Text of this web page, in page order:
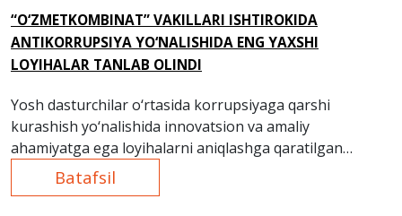
“O‘ZMETKOMBINAT” VAKILLARI ISHTIROKIDA
ANTIKORRUPSIYA YO‘NALISHIDA ENG YAXSHI
LOYIHALAR TANLAB OLINDI
Yosh dasturchilar o‘rtasida korrupsiyaga qarshi
kurashish yo‘nalishida innovatsion va amaliy
ahamiyatga ega loyihalarni aniqlashga qaratilgan
“Aksilkorrupsiya xakatoni – 2026” yuqori saviyada
yakunlandi.
Batafsil